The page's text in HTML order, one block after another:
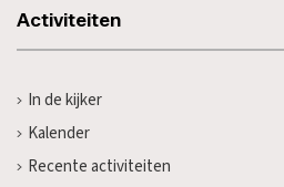
Activiteiten
In de kijker
Kalender
Recente activiteiten